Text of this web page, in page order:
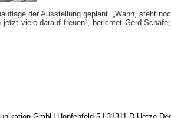
der Ausstellung geplant. „Wann, steht
viele darauf freuen“, berichtet Gerd